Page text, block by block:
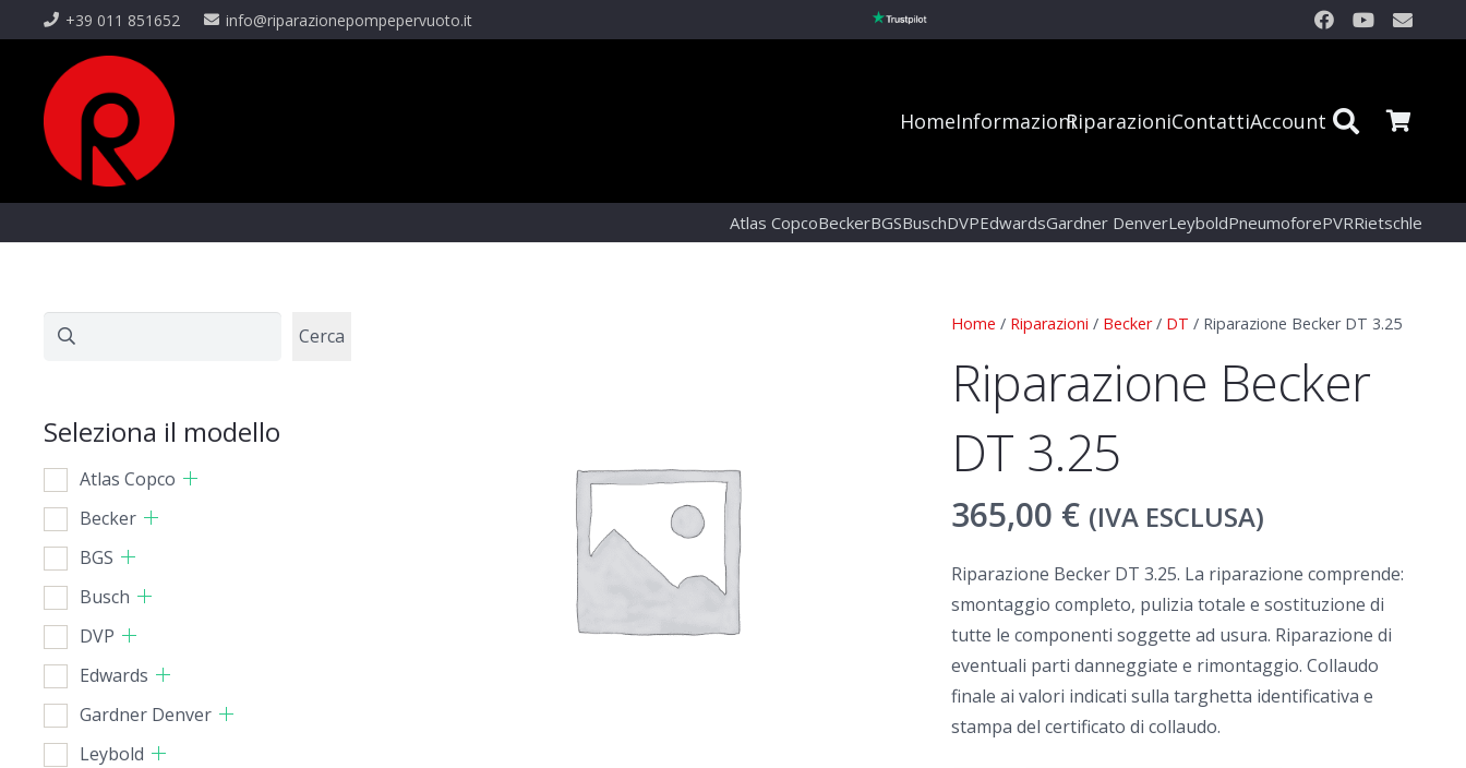
+39 011 851652 info@riparazionepompepervuoto.it
HomeInformazioniRiparazioniContattiAccount
Atlas CopcoBeckerBGSBuschDVPEdwardsGardner DenverLeyboldPneumoforePVRRietschle
Home / Riparazioni / Becker/ DT / Riparazione Becker DT 3.25
Riparazione Becker
DT 3.25
365,00 € (IVA ESCLUSA)
Riparazione Becker DT 3.25. La riparazione comprende:
smontaggio completo, pulizia totale e sostituzione di
tutte le componenti soggette ad usura. Riparazione di
eventuali parti danneggiate e rimontaggio. Collaudo
finale ai valori indicati sulla targhetta identificativa e
stampa del certificato di collaudo.
Cerca Cerca
Seleziona il modello
Atlas Copco
Becker
BGS
Busch
DVP
Edwards
Gardner Denver
Leybold